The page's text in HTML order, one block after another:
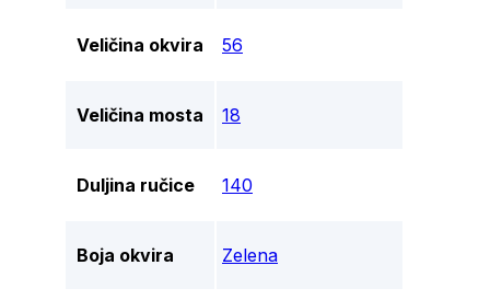
Veličina okvira 56
Veličina mosta 18
Duljina ručice 140
Boja okvira Zelena